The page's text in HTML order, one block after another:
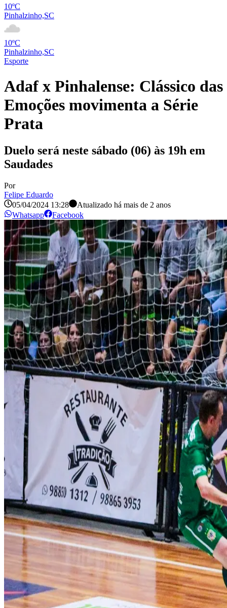
10ºC
Pinhalzinho,SC
10ºC
Pinhalzinho,SC
Esporte
Adaf x Pinhalense: Clássico das
Emoções movimenta a Série
Prata
Duelo será neste sábado (06) às 19h em
Saudades
Por
Felipe Eduardo
05/04/2024 13:28
Atualizado há mais de 2 anos
Whatsapp
Facebook